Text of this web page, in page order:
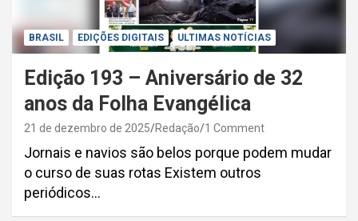
BRASIL EDIÇÕES DIGITAIS ULTIMAS NOTÍCIAS
Edição 193 – Aniversário de 32
anos da Folha Evangélica
21 de dezembro de 2025 Redação 1 Comment
Jornais e navios são belos porque podem mudar
o curso de suas rotas Existem outros
periódicos…